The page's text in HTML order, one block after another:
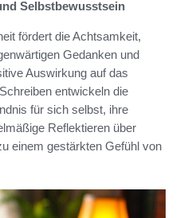
Selbstbewusstsein
fördert die Achtsamkeit,
Gedanken und
Auswirkung auf das
entwickeln die
für sich selbst, ihre
Reflektieren über
einem gestärkten Gefühl von